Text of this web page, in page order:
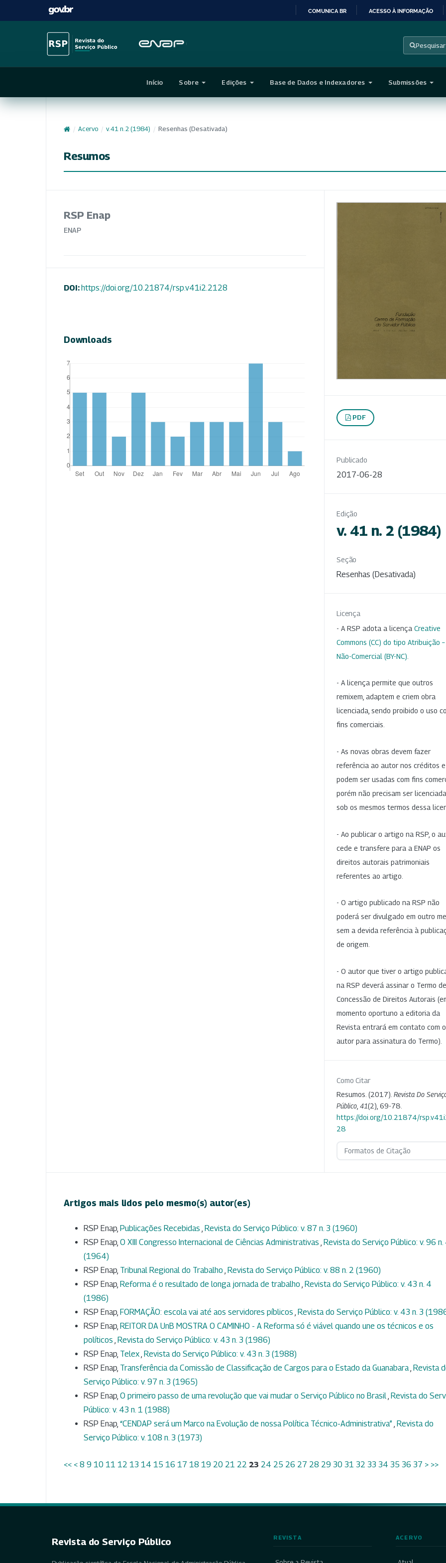
CONTEÚDO
COMUNICA BR ACESSO À INFORMAÇÃO
Pesquisar
Início Sobre Edições Base de Dados e Indexadores Submissões
/ Acervo / v. 41 n. 2 (1984) / Resenhas (Desativada)
Resumos
RSP Enap
ENAP
DOI:https://doi.org/10.21874/rsp.v41i2.2128
Downloads
PDF
Publicado
2017-06-28
Edição
v. 41 n. 2 (1984)
Seção
Resenhas (Desativada)
Licença
- A RSP adota a licença Creative
Commons (CC) do tipo Atribuição –
Não-Comercial (BY-NC)
- A licença permite que outros
remixem, adaptem e criem obra
licenciada, sendo proibido o uso
fins comerciais.
- As novas obras devem fazer
referência ao autor nos créditos
podem ser usadas com fins
porém não precisam ser
sob os mesmos termos dessa
- Ao publicar o artigo na RSP, o
cede e transfere para a ENAP os
direitos autorais patrimoniais
referentes ao artigo.
- O artigo publicado na RSP não
poderá ser divulgado em outro
sem a devida referência à
de origem.
- O autor que tiver o artigo
na RSP deverá assinar o Termo de
Concessão de Direitos Autorais
momento oportuno a editoria da
Revista entrará em contato com o
autor para assinatura do Termo).
Como Citar
Resumos. (2017). Revista Do
Público 41(2), 69-78.
https://doi.org/10.21874/
28
Formatos de Citação
Artigos mais lidos pelo mesmo(s) autor(es)
RSP Enap, Publicações Recebidas , Revista do Serviço Público: v. 87 n. 3 (1960)
RSP Enap, O XIII Congresso Internacional de Ciências Administrativas , Revista do Serviço Público: v. 96 n.
(1964)
RSP Enap, Tribunal Regional do Trabalho , Revista do Serviço Público: v. 88 n. 2 (1960)
RSP Enap, Reforma é o resultado de longa jornada de trabalho , Revista do Serviço Público: v. 43 n. 4
(1986)
RSP Enap, FORMAÇÃO: escola vai até aos servidores píblicos , Revista do Serviço Público: v. 43 n. 3
RSP Enap, REITOR DA UnB MOSTRA O CAMINHO - A Reforma só é viável quando une os técnicos e os
políticos , Revista do Serviço Público: v. 43 n. 3 (1986)
RSP Enap, Telex, Revista do Serviço Público: v. 43 n. 3 (1988)
RSP Enap, Transferência da Comissão de Classificação de Cargos para o Estado da Guanabara, Revista
Serviço Público: v. 97 n. 3 (1965)
RSP Enap, O primeiro passo de uma revolução que vai mudar o Serviço Público no Brasil, Revista do
Público: v. 43 n. 1 (1988)
RSP Enap, “CENDAP será um Marco na Evolução de nossa Política Técnico-Administrativa” , Revista do
Serviço Público: v. 108 n. 3 (1973)
<< < 8 9 10 11 12 13 14 15 16 17 18 19 20 21 22 23 24 25 26 27 28 29 30 31 32 33 34 35 36 37 > >>
Revista do Serviço Público REVISTA ACERVO